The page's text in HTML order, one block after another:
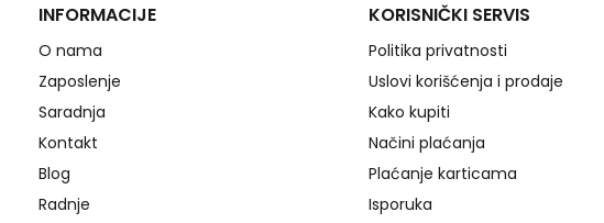
INFORMACIJE
O nama
Zaposlenje
Saradnja
Kontakt
Blog
Radnje
KORISNIČKI SERVIS
Politika privatnosti
Uslovi korišćenja i prodaje
Kako kupiti
Načini plaćanja
Plaćanje karticama
Isporuka